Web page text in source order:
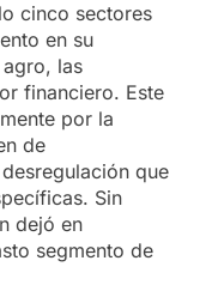
cinco sectores
en su
las
financiero. Este
por la
de
que
Sin
dejó en
segmento de